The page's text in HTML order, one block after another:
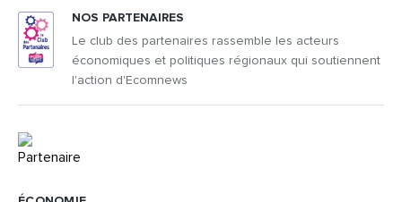
NOS PARTENAIRES
Le club des partenaires rassemble les acteurs
économiques et politiques régionaux qui soutiennent
l'action d'Ecomnews